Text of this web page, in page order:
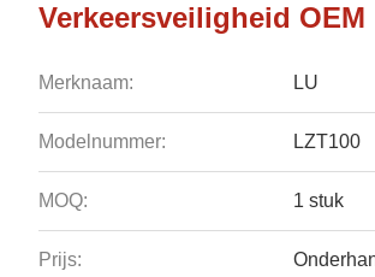
Verkeersveiligheid OEM
Merknaam: LU
Modelnummer: LZT100
MOQ: 1 stuk
Prijs: